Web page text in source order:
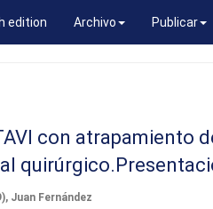
edition Archivo Publicar
con atrapamiento
Juan Fernández